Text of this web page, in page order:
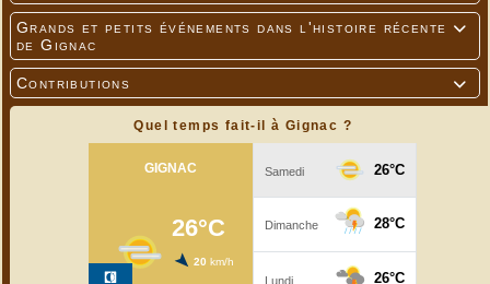

Grands et petits événements dans l'histoire récente
de Gignac

Contributions
Quel temps fait-il à Gignac ?